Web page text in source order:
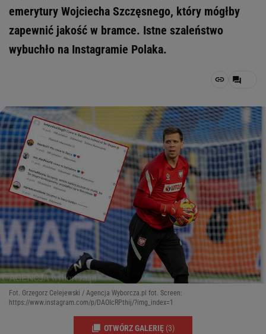
emerytury Wojciecha Szczęsnego, który mógłby
zapewnić jakość w bramce. Istne szaleństwo
wybuchło na Instagramie Polaka.
Fot. Grzegorz Celejewski / Agencja Wyborcza.pl fot. Screen:
https://www.instagram.com/p/DAOIcRPthij/?img_index=1
OTWÓRZ GALERIĘ (3)